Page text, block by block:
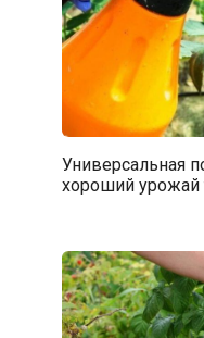
Универсальная
хороший урожай